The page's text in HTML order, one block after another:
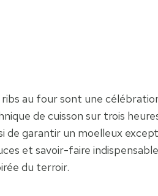
ribs au four sont une
de cuisson sur trois
de garantir un moelleux
et savoir-faire
du terroir.